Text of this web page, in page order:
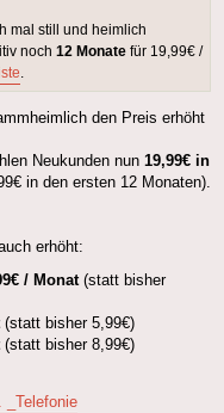
mal still und heimlich
noch 12 Monate für 19,99€ /
.
den Preis erhöht
Neukunden nun 19,99€ in
in den ersten 12 Monaten).
erhöht:
/ Monat(statt bisher
(statt bisher 5,99€)
(statt bisher 8,99€)
_Telefonie